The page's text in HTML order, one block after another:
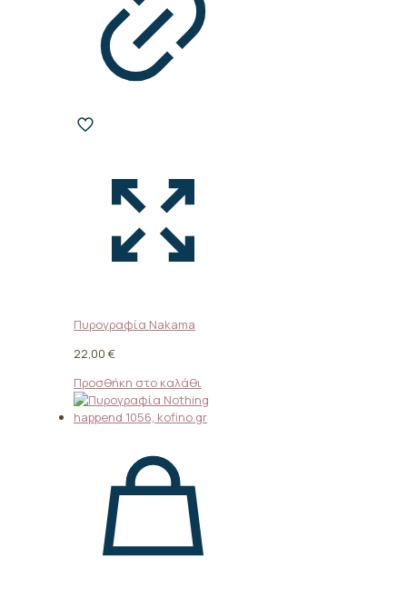
Πυρογραφία Nakama
22,00 €
Προσθήκη στο καλάθι